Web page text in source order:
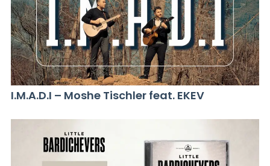
I.M.A.D.I – Moshe Tischler feat. EKEV